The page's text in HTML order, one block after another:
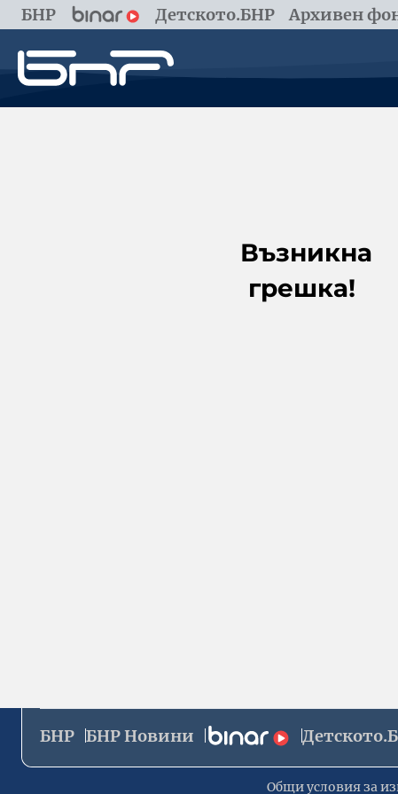
БНР Детското.БНР Архивен
Възникна
грешка!
БНР БНР Новини
Общи условия за